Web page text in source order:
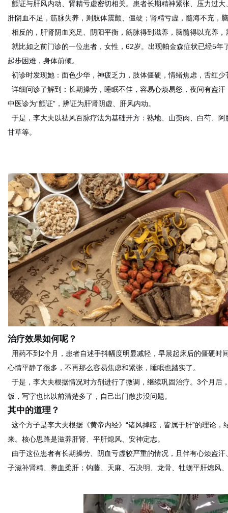
颤证与肝风内动、肾精亏虚密切相关。患者长期精神紧张、压力过
肝阴血不足，筋脉失养，则肢体震颤、僵硬；肾精亏虚，髓海不充，
相反的，肝肾阴血充足、阴阳平衡，筋脉得到滋养，脑髓得以充养
就比如之前门诊的一位患者，女性，62岁。出现帕金森症状已经5
起步困难，身体前倾。
初诊时发现她：面色少华，神疲乏力，肢体僵硬，情绪焦虑，舌红少
详细问诊了解到：长期操劳，睡眠不佳，容易心烦易怒，夜间有盗汗
中医诊为“颤证”，辨证为肝肾阴虚、肝风内动。
于是，李大夫以祛风百脉疗法为基础开方：熟地、山萸肉、白芍、
甘草等。
治疗效果如何呢？
用药不到2个月，患者自述手抖幅度明显减轻，早晨起床后的僵硬
心情平静了很多，不再那么容易焦虑和紧张，睡眠也踏实了。
于是，李大夫根据情况对方剂进行了微调，继续巩固治疗。3个月
饭，写字也比以前清楚多了，自己出门散步没问题。
其中的道理？
这个方子是李大夫根据《黄帝内经》“诸风掉眩，皆属于肝”的理论
来。核心思路是滋养肝肾、平肝熄风、安神定志。
由于这位患者有长期操劳、阴血亏虚较严重的情况，且伴有心烦盗
子滋补肾精、养血柔肝；钩藤、天麻、石决明、龙骨、牡蛎平肝熄风